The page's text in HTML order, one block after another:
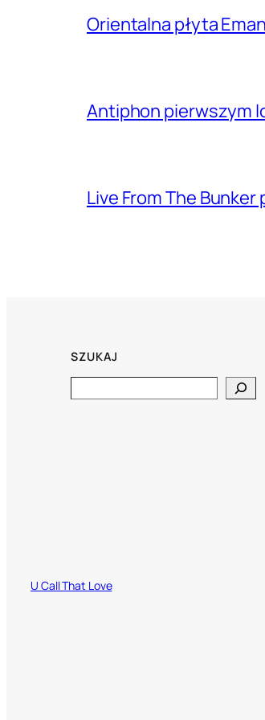
Orientalna płyta
Antiphon pierwszym
Live From The
SZUKAJ
U Call That Love